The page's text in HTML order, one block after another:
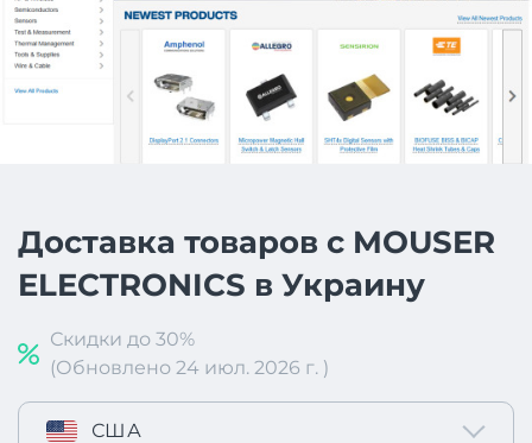
Доставка товаров с MOUSER
ELECTRONICS в Украину
Скидки до 30%
(Обновлено 24 июл. 2026 г. )
США